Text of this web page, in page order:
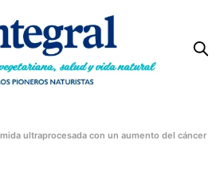
ultraprocesada con un aumento del cáncer